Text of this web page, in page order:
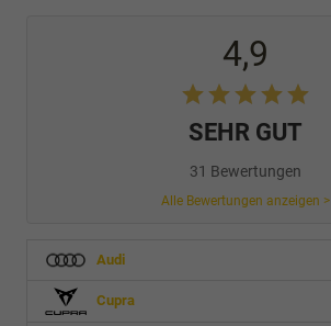
4,9
SEHR GUT
31 Bewertungen
Alle Bewertungen anzeigen >
Audi
Cupra